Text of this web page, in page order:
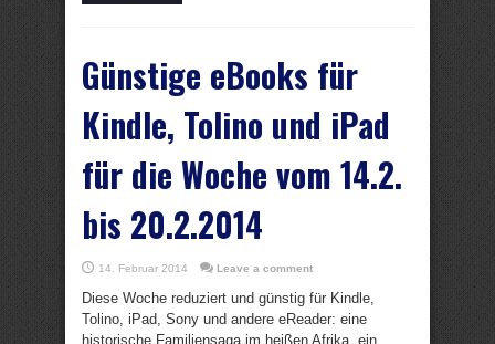
Günstige eBooks für
Kindle, Tolino und iPad
für die Woche vom 14.2.
bis 20.2.2014
14. Februar 2014 Leave a comment
Diese Woche reduziert und günstig für Kindle,
Tolino, iPad, Sony und andere eReader: eine
historische Familiensaga im heißen Afrika, ein